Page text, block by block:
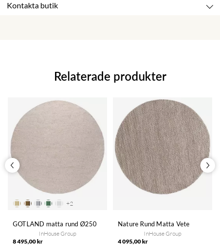
Kontakta butik
Relaterade produkter
+2
GOTLAND matta rund Ø250
InHouse Group
8 495,00 kr
Nature Rund Matta Vete
InHouse Group
4 095,00 kr